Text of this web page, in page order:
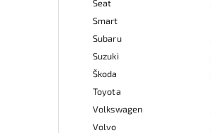
Seat
Smart
Subaru
Suzuki
Škoda
Toyota
Volkswagen
Volvo